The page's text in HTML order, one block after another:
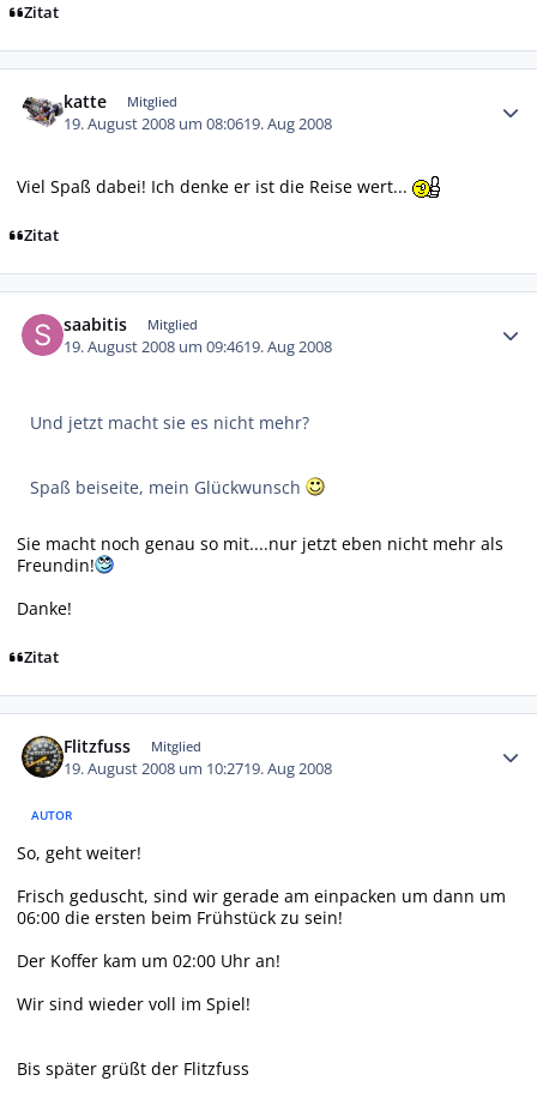
Zitat
katte Mitglied
19. August 2008 um 08:0619. Aug 2008
Viel Spaß dabei! Ich denke er ist die Reise wert...
Zitat
saabitis Mitglied
19. August 2008 um 09:4619. Aug 2008
Und jetzt macht sie es nicht mehr?
Spaß beiseite, mein Glückwunsch
Sie macht noch genau so mit....nur jetzt eben nicht mehr als
Freundin!
Danke!
Zitat
Flitzfuss Mitglied
19. August 2008 um 10:2719. Aug 2008
AUTOR
So, geht weiter!
Frisch geduscht, sind wir gerade am einpacken um dann um
06:00 die ersten beim Frühstück zu sein!
Der Koffer kam um 02:00 Uhr an!
Wir sind wieder voll im Spiel!
Bis später grüßt der Flitzfuss